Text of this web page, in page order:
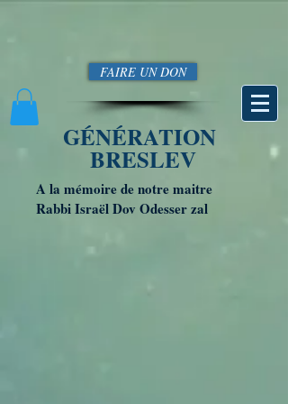
FAIRE UN DON
GÉNÉRATION
BRESLEV
A la mémoire de notre maitre
Rabbi Israël Dov Odesser zal